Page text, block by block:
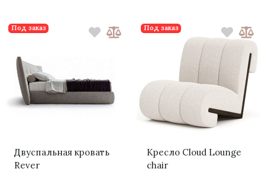
Двуспальная кровать
Rever
Под заказ
Кресло Cloud Lounge
chair
Под заказ